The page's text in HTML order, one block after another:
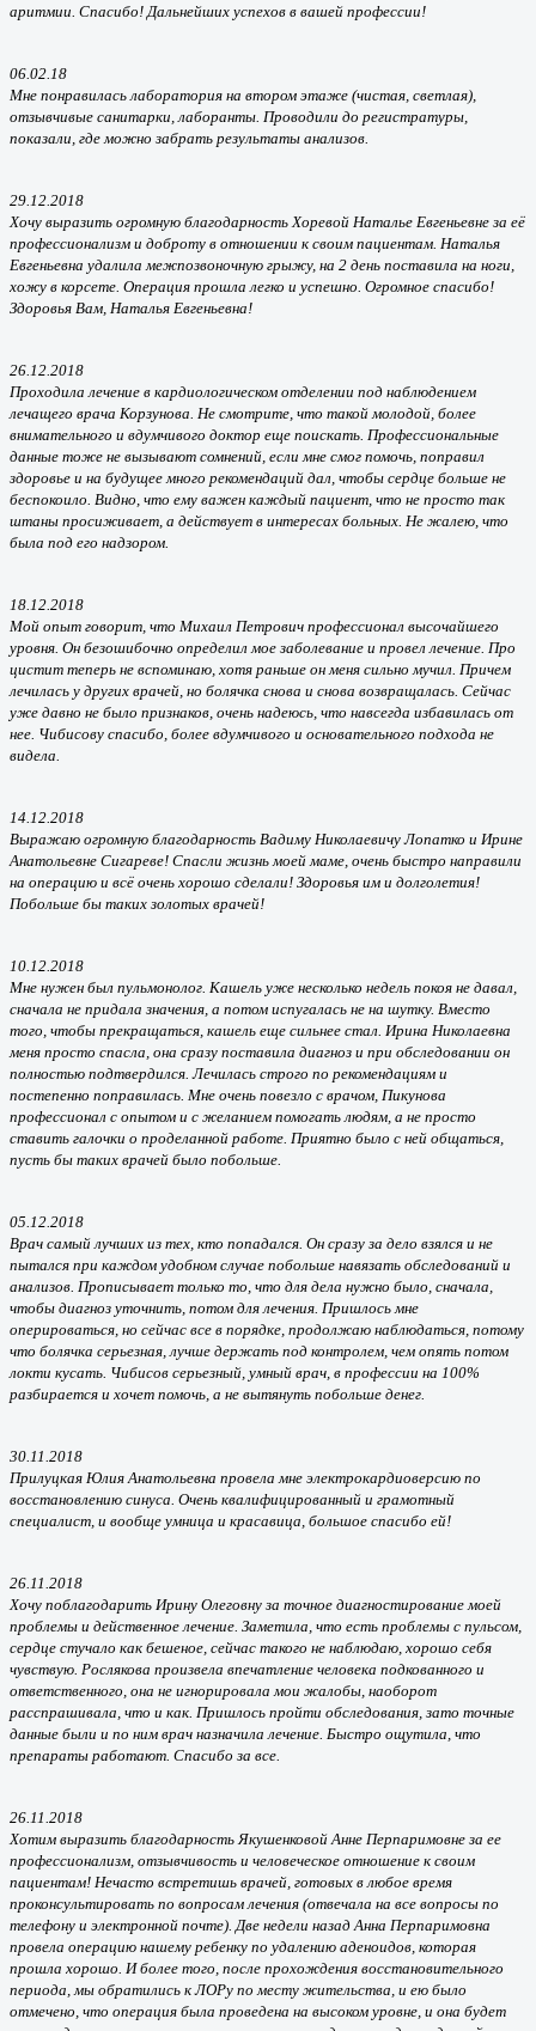
аритмии. Спасибо! Дальнейших успехов в вашей профессии!
06.02.18
Мне понравилась лаборатория на втором этаже (чистая, светлая),
отзывчивые санитарки, лаборанты. Проводили до регистратуры,
показали, где можно забрать результаты анализов.
29.12.2018
Хочу выразить огромную благодарность Хоревой Наталье Евгеньевне за её
профессионализм и доброту в отношении к своим пациентам. Наталья
Евгеньевна удалила межпозвоночную грыжу, на 2 день поставила на ноги,
хожу в корсете. Операция прошла легко и успешно. Огромное спасибо!
Здоровья Вам, Наталья Евгеньевна!
26.12.2018
Проходила лечение в кардиологическом отделении под наблюдением
лечащего врача Корзунова. Не смотрите, что такой молодой, более
внимательного и вдумчивого доктор еще поискать. Профессиональные
данные тоже не вызывают сомнений, если мне смог помочь, поправил
здоровье и на будущее много рекомендаций дал, чтобы сердце больше не
беспокоило. Видно, что ему важен каждый пациент, что не просто так
штаны просиживает, а действует в интересах больных. Не жалею, что
была под его надзором.
18.12.2018
Мой опыт говорит, что Михаил Петрович профессионал высочайшего
уровня. Он безошибочно определил мое заболевание и провел лечение. Про
цистит теперь не вспоминаю, хотя раньше он меня сильно мучил. Причем
лечилась у других врачей, но болячка снова и снова возвращалась. Сейчас
уже давно не было признаков, очень надеюсь, что навсегда избавилась от
нее. Чибисову спасибо, более вдумчивого и основательного подхода не
видела.
14.12.2018
Выражаю огромную благодарность Вадиму Николаевичу Лопатко и Ирине
Анатольевне Сигареве! Спасли жизнь моей маме, очень быстро направили
на операцию и всё очень хорошо сделали! Здоровья им и долголетия!
Побольше бы таких золотых врачей!
10.12.2018
Мне нужен был пульмонолог. Кашель уже несколько недель покоя не давал,
сначала не придала значения, а потом испугалась не на шутку. Вместо
того, чтобы прекращаться, кашель еще сильнее стал. Ирина Николаевна
меня просто спасла, она сразу поставила диагноз и при обследовании он
полностью подтвердился. Лечилась строго по рекомендациям и
постепенно поправилась. Мне очень повезло с врачом, Пикунова
профессионал с опытом и с желанием помогать людям, а не просто
ставить галочки о проделанной работе. Приятно было с ней общаться,
пусть бы таких врачей было побольше.
05.12.2018
Врач самый лучших из тех, кто попадался. Он сразу за дело взялся и не
пытался при каждом удобном случае побольше навязать обследований и
анализов. Прописывает только то, что для дела нужно было, сначала,
чтобы диагноз уточнить, потом для лечения. Пришлось мне
оперироваться, но сейчас все в порядке, продолжаю наблюдаться, потому
что болячка серьезная, лучше держать под контролем, чем опять потом
локти кусать. Чибисов серьезный, умный врач, в профессии на 100%
разбирается и хочет помочь, а не вытянуть побольше денег.
30.11.2018
Прилуцкая Юлия Анатольевна провела мне электрокардиоверсию по
восстановлению синуса. Очень квалифицированный и грамотный
специалист, и вообще умница и красавица, большое спасибо ей!
26.11.2018
Хочу поблагодарить Ирину Олеговну за точное диагностирование моей
проблемы и действенное лечение. Заметила, что есть проблемы с пульсом,
сердце стучало как бешеное, сейчас такого не наблюдаю, хорошо себя
чувствую. Рослякова произвела впечатление человека подкованного и
ответственного, она не игнорировала мои жалобы, наоборот
расспрашивала, что и как. Пришлось пройти обследования, зато точные
данные были и по ним врач назначила лечение. Быстро ощутила, что
препараты работают. Спасибо за все.
26.11.2018
Хотим выразить благодарность Якушенковой Анне Перпаримовне за ее
профессионализм, отзывчивость и человеческое отношение к своим
пациентам! Нечасто встретишь врачей, готовых в любое время
проконсультировать по вопросам лечения (отвечала на все вопросы по
телефону и электронной почте). Две недели назад Анна Перпаримовна
провела операцию нашему ребенку по удалению аденоидов, которая
прошла хорошо. И более того, после прохождения восстановительного
периода, мы обратились к ЛОРу по месту жительства, и ею было
отмечено, что операция была проведена на высоком уровне, и она будет